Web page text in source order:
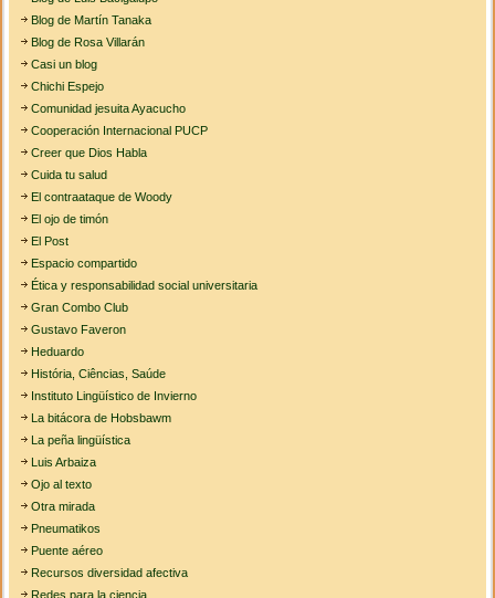
Blog de Martín Tanaka
Blog de Rosa Villarán
Casi un blog
Chichi Espejo
Comunidad jesuita Ayacucho
Cooperación Internacional PUCP
Creer que Dios Habla
Cuida tu salud
El contraataque de Woody
El ojo de timón
El Post
Espacio compartido
Ética y responsabilidad social universitaria
Gran Combo Club
Gustavo Faveron
Heduardo
História, Ciências, Saúde
Instituto Lingüístico de Invierno
La bitácora de Hobsbawm
La peña lingüística
Luis Arbaiza
Ojo al texto
Otra mirada
Pneumatikos
Puente aéreo
Recursos diversidad afectiva
Redes para la ciencia